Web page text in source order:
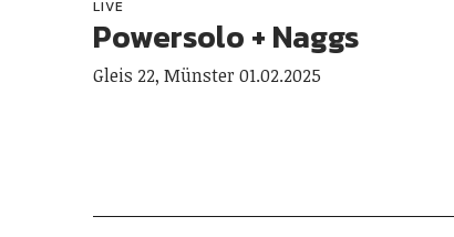
LIVE
Powersolo + Naggs
Gleis 22, Münster 01.02.2025